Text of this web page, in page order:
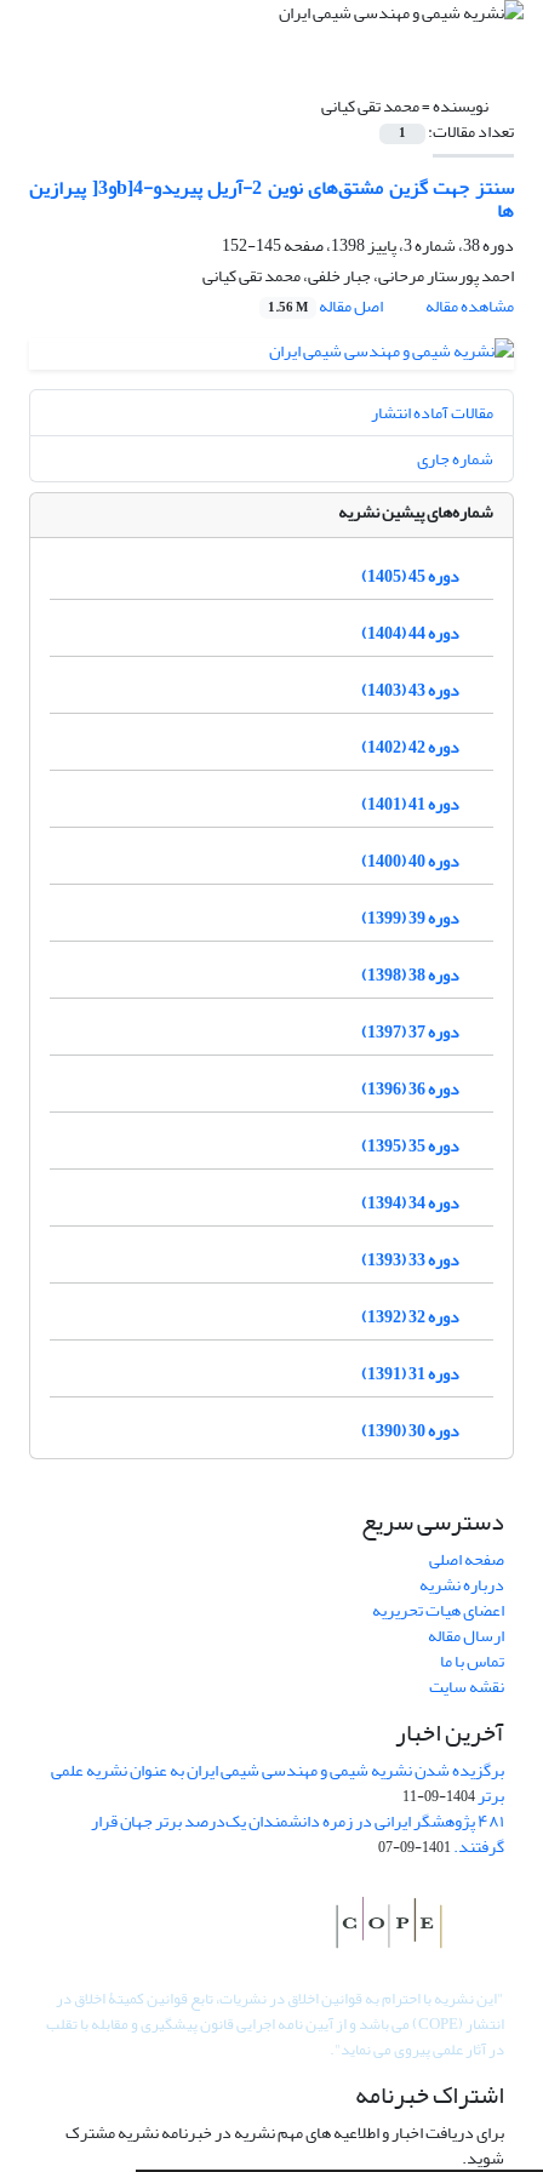
نویسنده =محمد تقی کیانی
تعداد مقالات: 1
سنتز جهت گزین مشتق‌های نوین 2-آریل پیریدو-b]4و3[ پیرازین
ها
دوره 38، شماره 3، پاییز 1398، صفحه
145-152
احمد پورستار مرحانی، جبار خلفی، محمد تقی کیانی
مشاهده مقاله
اصل مقاله 1.56 M
مقالات آماده انتشار
شماره جاری
شماره‌های پیشین نشریه
دوره 45 (1405)
دوره 44 (1404)
دوره 43 (1403)
دوره 42 (1402)
دوره 41 (1401)
دوره 40 (1400)
دوره 39 (1399)
دوره 38 (1398)
دوره 37 (1397)
دوره 36 (1396)
دوره 35 (1395)
دوره 34 (1394)
دوره 33 (1393)
دوره 32 (1392)
دوره 31 (1391)
دوره 30 (1390)
دسترسی سریع
صفحه اصلی
درباره نشریه
اعضای هیات تحریریه
ارسال مقاله
تماس با ما
نقشه سایت
آخرین اخبار
برگزیده شدن نشریه شیمی و مهندسی شیمی ایران به عنوان نشریه علمی
برتر1404-09-11
۴۸۱ پژوهشگر ایرانی در زمره دانشمندان یک‌درصد برتر جهان قرار
گرفتند.1401-09-07
"این نشریه با احترام به قوانین اخلاق در نشریات، تابع قوانین کمیتۀ اخلاق در
انتشار (COPE) می باشد و از آیین نامه اجرایی قانون پیشگیری و مقابله با تقلب
در آثار علمی پیروی می نماید".
اشتراک خبرنامه
برای دریافت اخبار و اطلاعیه های مهم نشریه در خبرنامه نشریه مشترک
شوید.